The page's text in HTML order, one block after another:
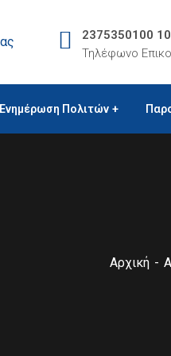
2375350100
Τηλέφωνο
Ενημέρωση Πολιτών
Αρχική